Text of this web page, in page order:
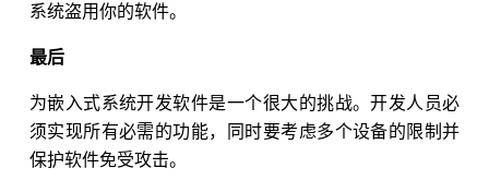
系统盗用你的软件。
最后
为嵌入式系统开发软件是一个很大的挑战。开发人员必
须实现所有必需的功能，同时要考虑多个设备的限制并
保护软件免受攻击。